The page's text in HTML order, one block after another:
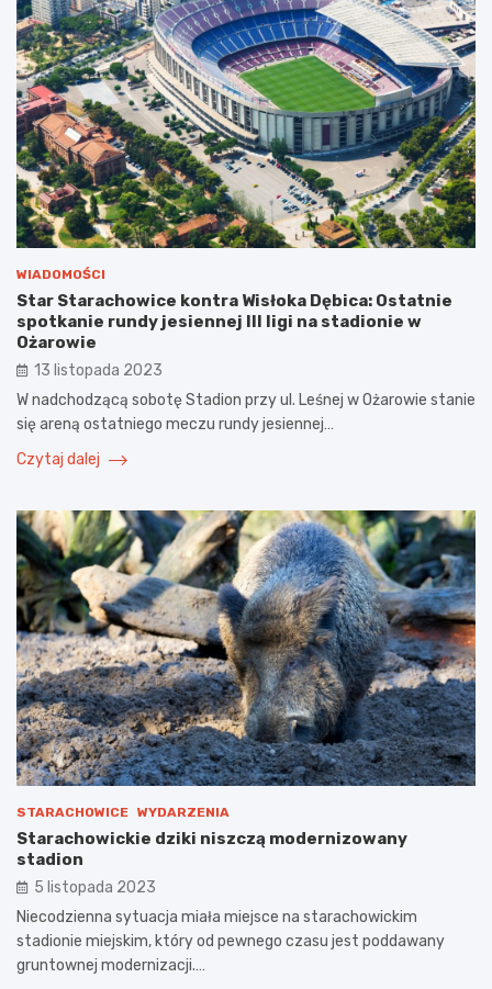
WIADOMOŚCI
Star Starachowice kontra Wisłoka Dębica: Ostatnie
spotkanie rundy jesiennej III ligi na stadionie w
Ożarowie
13 listopada 2023
W nadchodzącą sobotę Stadion przy ul. Leśnej w Ożarowie stanie
się areną ostatniego meczu rundy jesiennej…
Czytaj dalej
STARACHOWICE WYDARZENIA
Starachowickie dziki niszczą modernizowany
stadion
5 listopada 2023
Niecodzienna sytuacja miała miejsce na starachowickim
stadionie miejskim, który od pewnego czasu jest poddawany
gruntownej modernizacji.…